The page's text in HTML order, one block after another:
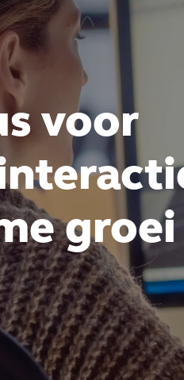
voor
groei